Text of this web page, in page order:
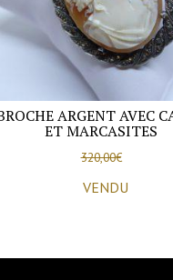
ARGENT AVEC
ET MARCASITES
320,00€
VENDU